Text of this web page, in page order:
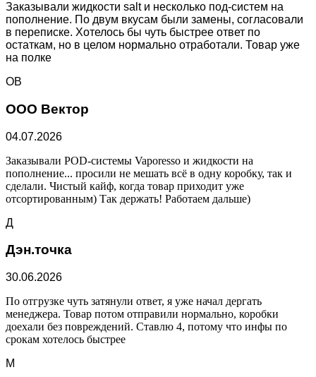
Заказывали жидкости salt и несколько под-систем на
пополнение. По двум вкусам были замены, согласовали
в переписке. Хотелось бы чуть быстрее ответ по
остаткам, но в целом нормально отработали. Товар уже
на полке
ОВ
ООО Вектор
04.07.2026
Заказывали POD-системы Vaporesso и жидкости на
пополнение... просили не мешать всё в одну коробку, так и
сделали. Чистый кайф, когда товар приходит уже
отсортированным) Так держать! Работаем дальше)
Д
Дэн.точка
30.06.2026
По отгрузке чуть затянули ответ, я уже начал дергать
менеджера. Товар потом отправили нормально, коробки
доехали без повреждений. Ставлю 4, потому что инфы по
срокам хотелось быстрее
М